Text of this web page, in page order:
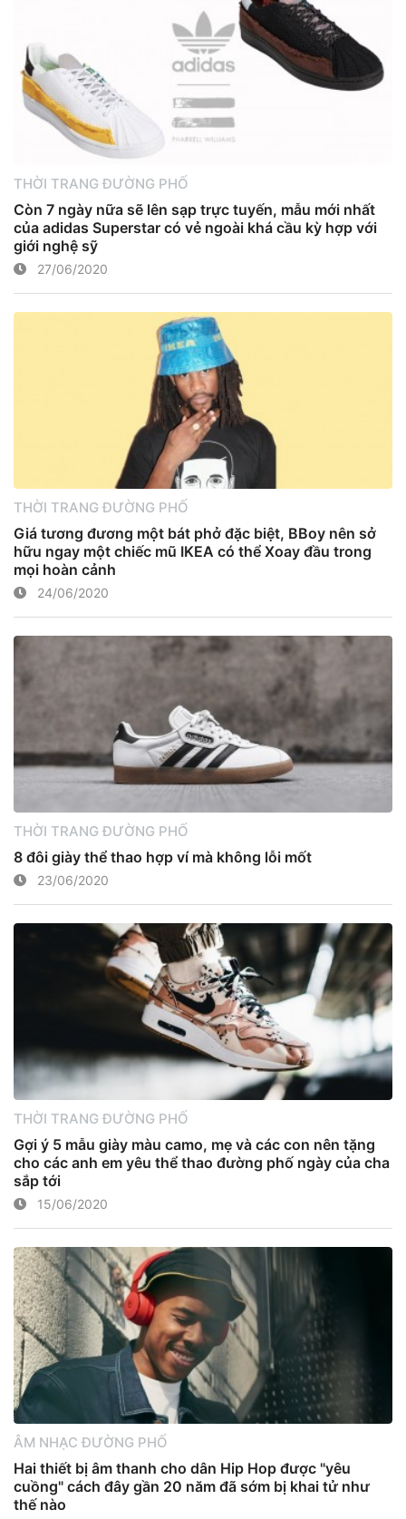
THỜI TRANG ĐƯỜNG PHỐ
Còn 7 ngày nữa sẽ lên sạp trực tuyến, mẫu mới nhất
của adidas Superstar có vẻ ngoài khá cầu kỳ hợp với
giới nghệ sỹ
27/06/2020
THỜI TRANG ĐƯỜNG PHỐ
Giá tương đương một bát phở đặc biệt, BBoy nên sở
hữu ngay một chiếc mũ IKEA có thể Xoay đầu trong
mọi hoàn cảnh
24/06/2020
THỜI TRANG ĐƯỜNG PHỐ
8 đôi giày thể thao hợp ví mà không lỗi mốt
23/06/2020
THỜI TRANG ĐƯỜNG PHỐ
Gợi ý 5 mẫu giày màu camo, mẹ và các con nên tặng
cho các anh em yêu thể thao đường phố ngày của cha
sắp tới
15/06/2020
ÂM NHẠC ĐƯỜNG PHỐ
Hai thiết bị âm thanh cho dân Hip Hop được "yêu
cuồng" cách đây gần 20 năm đã sớm bị khai tử như
thế nào